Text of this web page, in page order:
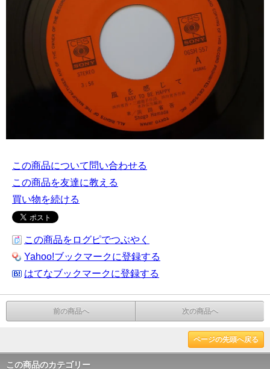
この商品について問い合わせる
この商品を友達に教える
買い物を続ける
この商品をログピでつぶやく
Yahoo!ブックマークに登録する
はてなブックマークに登録する
前の商品へ 次の商品へ
ページの先頭へ戻る
この商品のカテゴリー